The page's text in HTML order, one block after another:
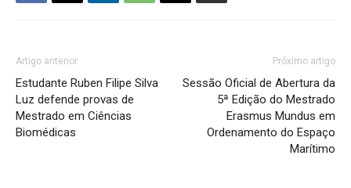
Artigo anterior
Estudante Ruben Filipe Silva
Luz defende provas de
Mestrado em Ciências
Biomédicas
Próximo artigo
Sessão Oficial de Abertura da
5ª Edição do Mestrado
Erasmus Mundus em
Ordenamento do Espaço
Marítimo